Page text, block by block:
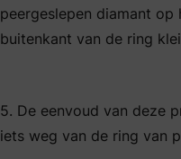
peergeslepen diamant
buitenkant van de ring
5. De eenvoud van deze
iets weg van de ring van